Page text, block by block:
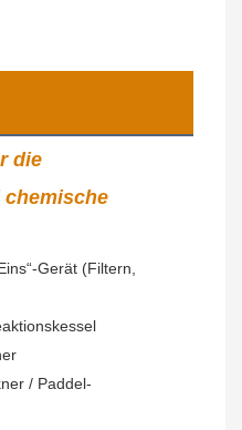
die
chemische
/ Paddel-